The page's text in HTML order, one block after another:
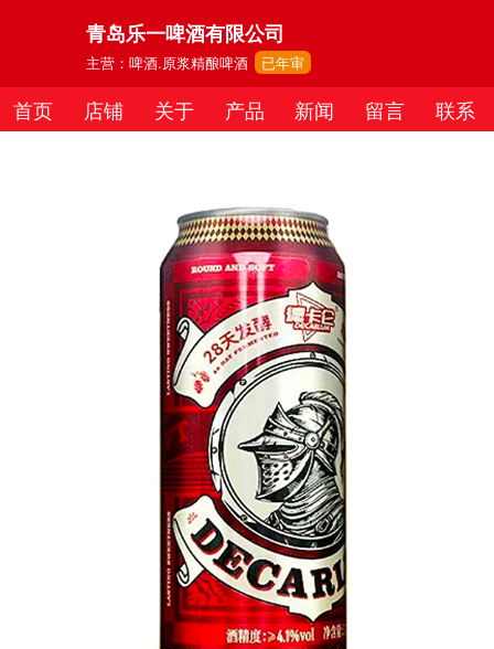
青岛乐一啤酒有限公司
主营：啤酒.原浆精酿啤酒 已年审
首页 店铺 关于 产品 新闻 留言 联系